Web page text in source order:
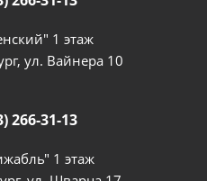
1 этаж
ул. Вайнера 10
266-31-13
1 этаж